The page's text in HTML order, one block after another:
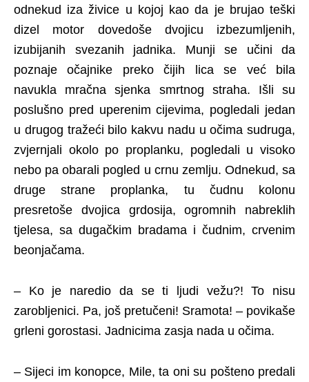
odnekud iza živice u kojoj kao da je brujao teški
dizel motor dovedoše dvojicu izbezumljenih,
izubijanih svezanih jadnika. Munji se učini da
poznaje očajnike preko čijih lica se već bila
navukla mračna sjenka smrtnog straha. Išli su
poslušno pred uperenim cijevima, pogledali jedan
u drugog tražeći bilo kakvu nadu u očima sudruga,
zvjernjali okolo po proplanku, pogledali u visoko
nebo pa obarali pogled u crnu zemlju. Odnekud, sa
druge strane proplanka, tu čudnu kolonu
presretoše dvojica grdosija, ogromnih nabreklih
tjelesa, sa dugačkim bradama i čudnim, crvenim
beonjačama.
– Ko je naredio da se ti ljudi vežu?! To nisu
zarobljenici. Pa, još pretučeni! Sramota! – povikaše
grleni gorostasi. Jadnicima zasja nada u očima.
– Sijeci im konopce, Mile, ta oni su pošteno predali